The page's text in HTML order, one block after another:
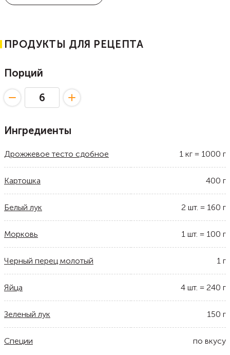
ПРОДУКТЫ ДЛЯ РЕЦЕПТА
Порций
Ингредиенты
Дрожжевое тесто сдобное 1 кг = 1000 г
Картошка 400 г
Белый лук 2 шт. = 160 г
Морковь 1 шт. = 100 г
Черный перец молотый 1 г
Яйца 4 шт. = 240 г
Зеленый лук 150 г
Специи по вкусу